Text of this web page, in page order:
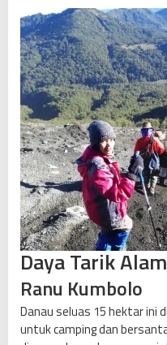
Daya Tarik
Ranu Kumbolo
Danau seluas 15 hektar ini
untuk camping dan